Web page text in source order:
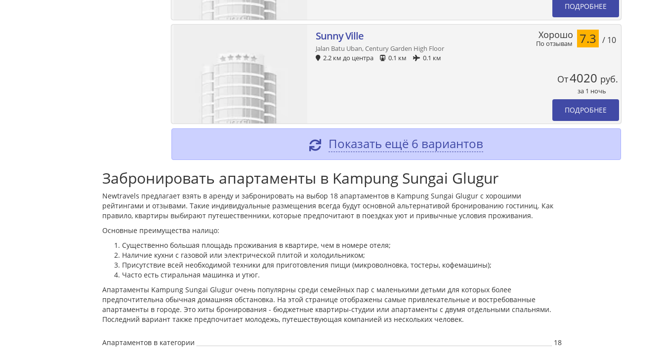
ПОДРОБНЕЕ
Sunny Ville
Jalan Batu Uban, Century Garden High Floor
2.2 км до центра
0.1 км 0.1 км
По отзывам
Хорошо 7.3 / 10
От4020 руб.
за 1 ночь
ПОДРОБНЕЕ
Показать ещё 6 вариантов
Забронировать апартаменты в Kampung Sungai Glugur
Newtravels предлагает взять в аренду и забронировать на выбор 18 апартаментов в Kampung Sungai Glugur с хорошими
рейтингами и отзывами. Такие индивидуальные размещения всегда будут основной альтернативой бронированию гостиниц. Как
правило, квартиры выбирают путешественники, которые предпочитают в поездках уют и привычные условия проживания.
Основные преимущества налицо:
Существенно большая площадь проживания в квартире, чем в номере отеля;
Наличие кухни с газовой или электрической плитой и холодильником;
Присутствие всей необходимой техники для приготовления пищи (микроволновка, тостеры, кофемашины);
Часто есть стиральная машинка и утюг.
Апартаменты Kampung Sungai Glugur очень популярны среди семейных пар с маленькими детьми для которых более
предпочтительна обычная домашняя обстановка. На этой странице отображены самые привлекательные и востребованные
апартаменты в городе. Это хиты бронирования - бюджетные квартиры-студии или апартаменты с двумя отдельными спальнями.
Последний вариант также предпочитает молодежь, путешествующая компанией из нескольких человек.
Апартаментов в категории
18